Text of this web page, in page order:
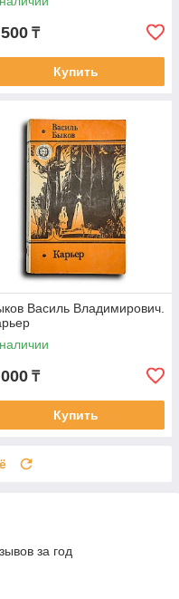
₸
Купить
Василь Владимирович.
₸
Купить
за год